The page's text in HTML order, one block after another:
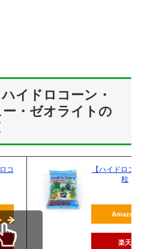
イドロコーン・
・ゼオライトの
コ
【ハイドロコ
粒
Amazon
楽天